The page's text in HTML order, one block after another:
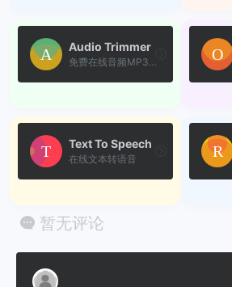
Audio Trimmer
免费在线音频MP3编辑工具
Text To Speech
在线文本转语音
暂无评论